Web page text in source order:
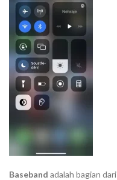
Baseband adalah bagian dari